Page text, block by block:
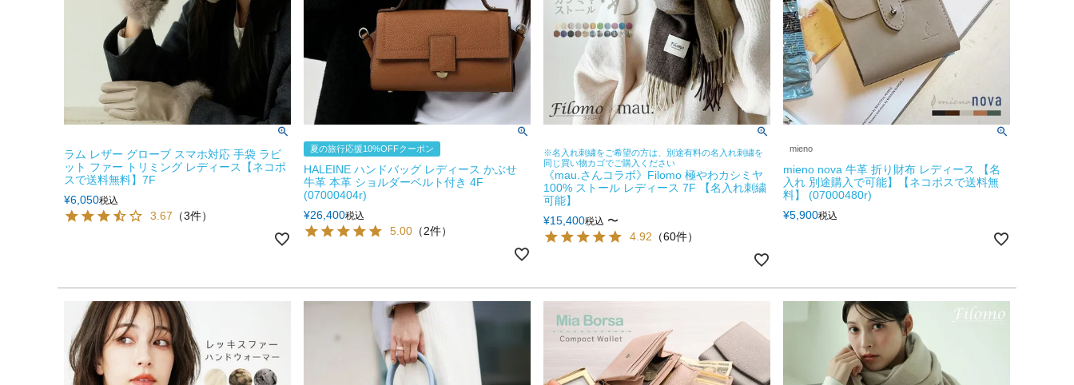
ラム レザー グローブ スマホ対応 手袋 ラビ
ット ファー トリミング レディース【ネコポ
スで送料無料】7F
¥6,050税込
3.67 （3件）
夏の旅行応援10%OFFクーポン
HALEINE ハンドバッグ レディース かぶせ
牛革 本革 ショルダーベルト付き 4F
(07000404r)
¥26,400税込
5.00 （2件）
※名入れ刺繍をご希望の方は、別途有料の名入れ刺繍を
同じ買い物カゴでご購入ください
《mau.さんコラボ》Filomo 極やわカシミヤ
100% ストール レディース 7F 【名入れ刺繍
可能】
¥15,400税込 〜
4.92 （60件）
mieno
mieno nova 牛革 折り財布 レディース 【名
入れ 別途購入で可能】【ネコポスで送料無
料】 (07000480r)
¥5,900税込